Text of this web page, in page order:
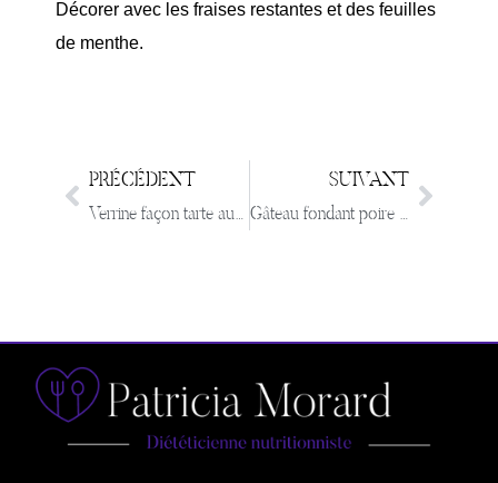
Décorer avec les fraises restantes et des feuilles
de menthe.
PRÉCÉDENT
Verrine façon tarte au fraise
SUIVANT
Gâteau fondant poire ricotta